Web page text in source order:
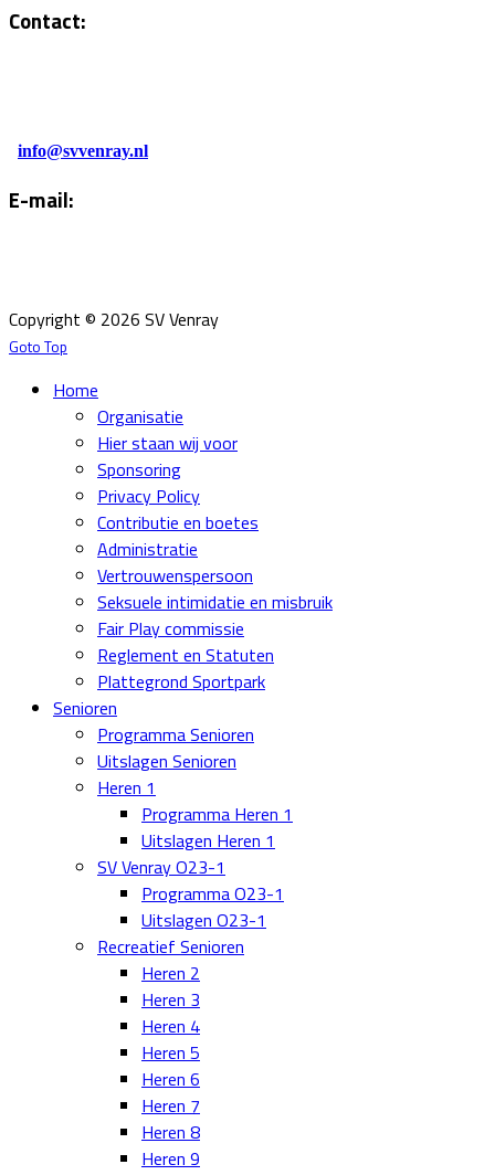
Contact:
info@svvenray.nl
E-mail:
Copyright © 2026 SV Venray
Goto Top
Home
Organisatie
Hier staan wij voor
Sponsoring
Privacy Policy
Contributie en boetes
Administratie
Vertrouwenspersoon
Seksuele intimidatie en misbruik
Fair Play commissie
Reglement en Statuten
Plattegrond Sportpark
Senioren
Programma Senioren
Uitslagen Senioren
Heren 1
Programma Heren 1
Uitslagen Heren 1
SV Venray O23-1
Programma O23-1
Uitslagen O23-1
Recreatief Senioren
Heren 2
Heren 3
Heren 4
Heren 5
Heren 6
Heren 7
Heren 8
Heren 9